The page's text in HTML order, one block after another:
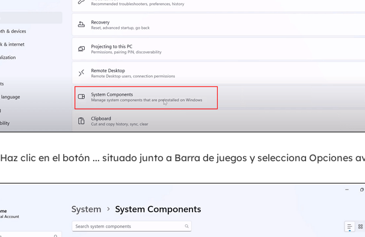
Haz clic en el botón ... situado junto a Barra de juegos y selecciona Opciones